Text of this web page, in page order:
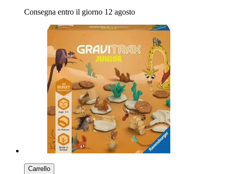
Consegna entro il giorno 12 agosto
Carrello